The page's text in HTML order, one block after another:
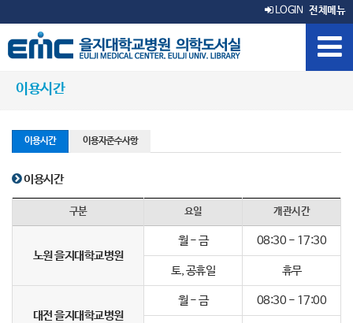
LOGIN 전체메뉴
이용시간
이용시간 이용자준수사항
이용시간
구분 요일 개관시간
노원 을지대학교병원
월 - 금 08:30 - 17:30
토, 공휴일 휴무
대전 을지대학교병원
월 - 금 08:30 - 17:00